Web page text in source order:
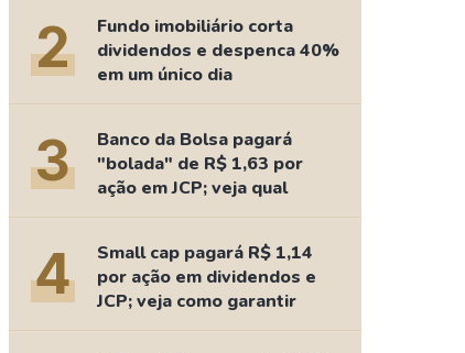
Comparador de Ativos
As Ações Mais Buscadas
Guia do Iniciante
2
Fundo imobiliário corta
dividendos e despenca 40%
em um único dia
3
Banco da Bolsa pagará
"bolada" de R$ 1,63 por
ação em JCP; veja qual
4
Small cap pagará R$ 1,14
por ação em dividendos e
JCP; veja como garantir